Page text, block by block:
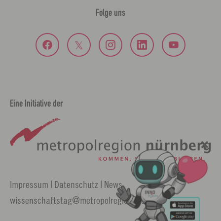
Folge uns
Eine Initiative der
Impressum | Datenschutz | News
wissenschaftstag
metropolregionnuernberg.de